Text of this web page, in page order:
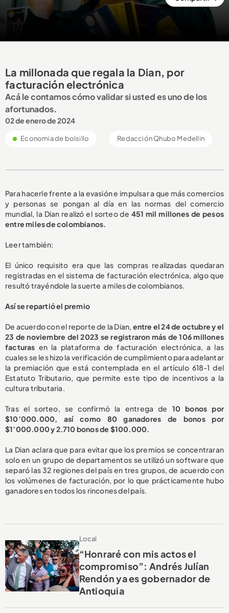
La millonada que regala la Dian, por
facturación electrónica
Acá le contamos cómo validar si usted es uno de los
afortunados.
02 de enero de 2024
Economia de bolsillo Redacción Qhubo Medellin
Para hacerle frente a la evasión e impulsar a que más comercios
y personas se pongan al día en las normas del comercio
mundial, la Dian realizó el sorteo de 451 mil millones de pesos
entre miles de colombianos.
Leer también:
El único requisito era que las compras realizadas quedaran
registradas en el sistema de facturación electrónica, algo que
resultó trayéndole la suerte a miles de colombianos.
Así se repartió el premio
De acuerdo con el reporte de la Dian, entre el 24 de octubre y el
23 de noviembre del 2023 se registraron más de 106 millones
facturas en la plataforma de facturación electrónica, a las
cuales se les hizo la verificación de cumplimiento para adelantar
la premiación que está contemplada en el artículo 618-1 del
Estatuto Tributario, que permite este tipo de incentivos a la
cultura tributaria.
Tras el sorteo, se confirmó la entrega de 10 bonos por
$10’000.000, así como 80 ganadores de bonos por
$1’000.000 y 2.710 bonos de $100.000.
La Dian aclara que para evitar que los premios se concentraran
solo en un grupo de departamentos se utilizó un software que
separó las 32 regiones del país en tres grupos, de acuerdo con
los volúmenes de facturación, por lo que prácticamente hubo
ganadores en todos los rincones del país.
Local
“Honraré con mis actos el
compromiso”: Andrés Julían
Rendón ya es gobernador de
Antioquia